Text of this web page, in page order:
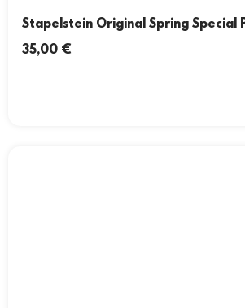
Stapelstein Original Spring Special
35,00 €